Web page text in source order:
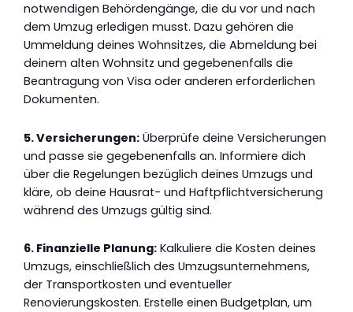
notwendigen Behördengänge, die du vor und nach
dem Umzug erledigen musst. Dazu gehören die
Ummeldung deines Wohnsitzes, die Abmeldung bei
deinem alten Wohnsitz und gegebenenfalls die
Beantragung von Visa oder anderen erforderlichen
Dokumenten.
5. Versicherungen: Überprüfe deine Versicherungen
und passe sie gegebenenfalls an. Informiere dich
über die Regelungen bezüglich deines Umzugs und
kläre, ob deine Hausrat- und Haftpflichtversicherung
während des Umzugs gültig sind.
6. Finanzielle Planung: Kalkuliere die Kosten deines
Umzugs, einschließlich des Umzugsunternehmens,
der Transportkosten und eventueller
Renovierungskosten. Erstelle einen Budgetplan, um